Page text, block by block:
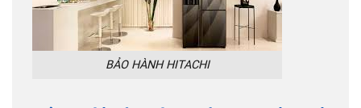
BẢO HÀNH HITACHI